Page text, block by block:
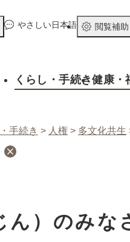
やさしい日本語 閲覧補助
くらし ・手続き健康
手続き > 人権 > 多文化共生
ん）のみな